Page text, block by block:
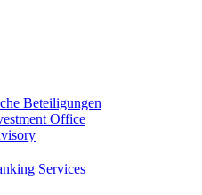
Beteiligungen
Office
Services